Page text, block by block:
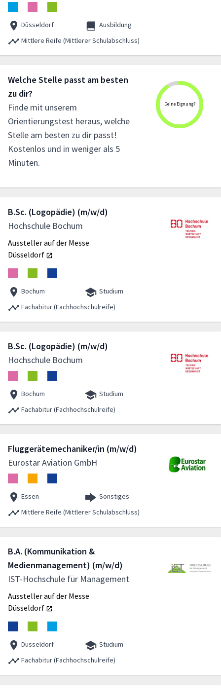
Düsseldorf
Ausbildung
Mittlere Reife (Mittlerer Schulabschluss)
Deine Eignung?
Welche Stelle passt am besten
zu dir?
Finde mit unserem
Orientierungstest heraus, welche
Stelle am besten zu dir passt!
Kostenlos und in weniger als 5
Minuten.
B.Sc. (Logopädie) (m/w/d)
Hochschule Bochum
Aussteller auf der Messe
Düsseldorf
Bochum
Studium
Fachabitur (Fachhochschulreife)
B.Sc. (Logopädie) (m/w/d)
Hochschule Bochum
Bochum
Studium
Fachabitur (Fachhochschulreife)
Fluggerätemechaniker/in (m/w/d)
Eurostar Aviation GmbH
Essen
Sonstiges
Mittlere Reife (Mittlerer Schulabschluss)
B.A. (Kommunikation &
Medienmanagement) (m/w/d)
IST-Hochschule für Management
Aussteller auf der Messe
Düsseldorf
Düsseldorf
Studium
Fachabitur (Fachhochschulreife)